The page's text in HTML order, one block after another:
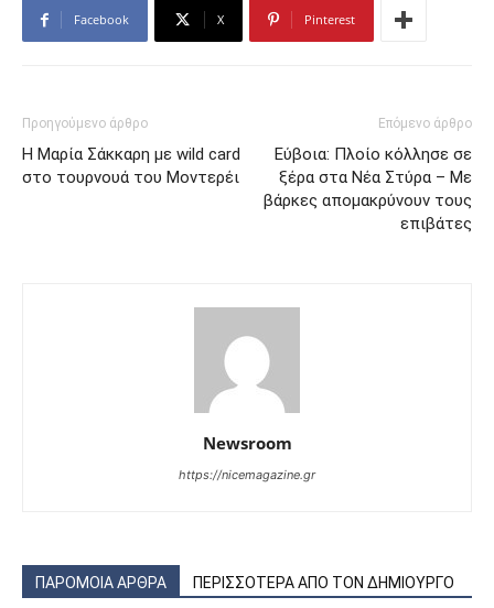
Facebook X Pinterest
Προηγούμενο άρθρο
Η Μαρία Σάκκαρη με wild card
στο τουρνουά του Μοντερέι
Επόμενο άρθρο
Εύβοια: Πλοίο κόλλησε σε
ξέρα στα Νέα Στύρα – Με
βάρκες απομακρύνουν τους
επιβάτες
Newsroom
https://nicemagazine.gr
ΠΑΡΟΜΟΙΑ ΑΡΘΡΑ ΠΕΡΙΣΣΟΤΕΡΑ ΑΠΟ ΤΟΝ ΔΗΜΙΟΥΡΓΟ